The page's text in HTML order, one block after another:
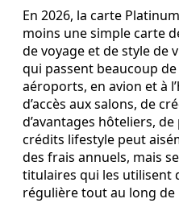
En 2026, la carte
moins une simple carte
de voyage et de style de
qui passent beaucoup
aéroports, en avion et à
d’accès aux salons, de
d’avantages hôteliers,
crédits lifestyle peut
des frais annuels, mais
titulaires qui les utilisent
régulière tout au long de